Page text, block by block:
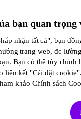
bạn quan trọng
nhận tất cả", bạn
trang web, đo
Bạn có thể tùy
liên kết "Cài đặt
khảo Chính sách